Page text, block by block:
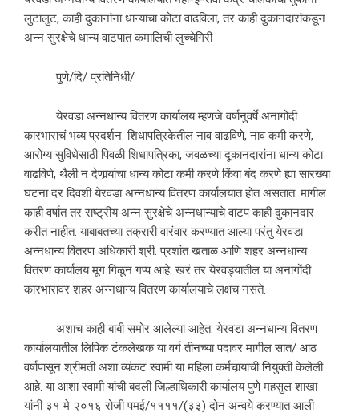
लुटालुट, काही दुकानांना धान्याचा कोटा वाढविला, तर काही दुकानदारांकडून
अन्न सुरक्षेचे धान्य वाटपात कमालिची लुच्चेगिरी
पुणे/दि/ प्रतिनिधी/
येरवडा अन्नधान्य वितरण कार्यालय म्हणजे वर्षानुवर्षे अनागोंदी
कारभाराचं भव्य प्रदर्शन. शिधापत्रिकेतील नाव वाढविणे, नाव कमी करणे,
आरोग्य सुविधेसाठी पिवळी शिधापत्रिका, जवळच्या दूकानदारांना धान्य कोटा
वाढविणे, थैली न देणार्‍यांचा धान्य कोटा कमी करणे किंवा बंद करणे ह्या सारख्या
घटना दर दिवशी येरवडा अन्नधान्य वितरण कार्यालयात होत असतात. मागील
काही वर्षात तर राष्ट्रीय अन्न सुरक्षेचे अन्नधान्याचे वाटप काही दुकानदार
करीत नाहीत. याबाबतच्या तक्रारी वारंवार करण्यात आल्या परंतु येरवडा
अन्नधान्य वितरण अधिकारी श्री. प्रशांत खताळ आणि शहर अन्नधान्य
वितरण कार्यालय मूग गिळून गप्प आहे. खरं तर येरवड्यातील या अनागोंदी
कारभारावर शहर अन्नधान्य वितरण कार्यालयाचे लक्षच नसते.
अशाच काही बाबी समोर आलेल्या आहेत. येरवडा अन्नधान्य वितरण
कार्यालयातील लिपिक टंकलेखक या वर्ग तीनच्या पदावर मागील सात/ आठ
वर्षापासून श्रीमती अशा व्यंकट स्वामी या महिला कर्मचार्‍याची नियुक्ती केलेली
आहे. या आशा स्वामी यांची बदली जिल्हाधिकारी कार्यालय पुणे महसुल शाखा
यांनी ३१ मे २०१६ रोजी पमई/११११/(३३) दोन अन्वये करण्यात आली